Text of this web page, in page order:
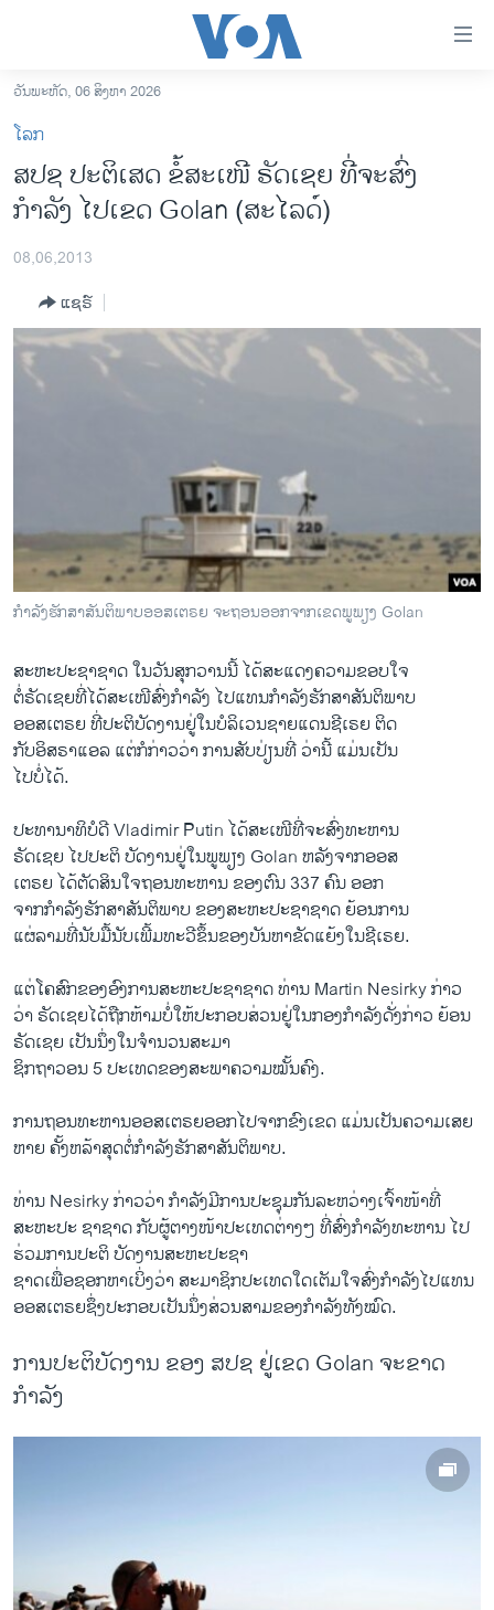
ເຂົ້າ
ຫາ
ຂ້າມ
ຂ້າມ
ຫາ
ອາເມຣິກາ
ຂ່າວ​ຈີນ
ໂລກ
ເອເຊຍ
ອິດສະຫຼະພາບດ້ານການຂ່າວ
ວິທະຍາສາດ-ເທັກໂນໂລຈີ
ທຸລະກິດ
ພາສາອັງກິດ
ສຽງ
ລາຍການກະຈາຍສຽງ
ລາຍງານ
ຕິດຕາມພວກເຮົາ ທີ່
ພາສາຕ່າງໆ
ວັນພະຫັດ, 06 ສິງຫາ 2026
ໂລກ
ສປຊ ປະຕິເສດ ຂໍ້ສະເໜີ ຣັດເຊຍ ທີ່ຈະສົ່ງ
ກຳລັງ ໄປເຂດ Golan (ສະໄລດ໌)
08,06,2013
ແຊຣ໌
ກຳລັງ​ຮັກສາ​ສັນຕິພາບອອສ​ເຕ​ຣຍ ຈະຖອນອອກຈາກເຂດພູພຽງ Golan
ສະຫະ​ປະຊາ​ຊາດ ​ໃນ​ວັນ​ສຸກ​ວານ​ນີ້ ​ໄດ້​ສະ​ແດງ​ຄວາມ​ຂອບ​ໃຈ
​ຕໍ່ຣັດ​ເຊຍທີ່​ໄດ້​ສະ​ເໜີສົ່ງ​ກຳລັງ​ ​ໄປ​ແທນກຳລັງ​ຮັກສາ​ສັນຕິພາບ
ອອສ​ເຕ​ຣຍ ທີ່​ປະຕິບັດ​ງານ​ຢູ່​ໃນ​ບໍລິ​ເວນ​ຊາຍ​ແດນ​ຊີ​ເຣຍ ​ຕິດ​
ກັບອິສຣາ​ແອ​ລ ​ແຕ່​ກໍ​ກ່າວ​ວ່າ ກາ​ນສັບ​ປ່ຽນ​ທີ່ ວ່າ​ນີ້ ​ແມ່ນເປັນ​
ໄປ​ບໍ່​ໄດ້.
ປະທານາທິບໍດີ Vladimir Putin ​ໄດ້​ສະ​ເໜີ​ທີ່​ຈະ​ສົ່ງ​ທະຫານ​
ຣັດ​ເຊຍ ໄປປະຕິ ບັດ​ງານ​ຢູ່​ໃນ​ພູ​ພຽງ Golan ຫລັງ​ຈາກອອສ​
ເຕຣ​ຍ ​ໄດ້​ຕັດສິນ​ໃຈ​ຖອນທະຫານ ຂອງ​ຕົນ 337 ຄົນ ​ອອກ​
ຈາກກຳລັງ​ຮັກສາ​ສັນຕິ​ພາບ​ ຂອງ​ສະຫະປະຊາ​ຊາດ ​ຍ້ອນການ
ແຜ່​ລາມທີ່​ນັບ​ມື້ນັບ​ເພີ້ມທະວີ​ຂຶ້ນຂອງ​ບັນຫາ​ຂັດແຍ້​ງ​ໃນຊີ​ເຣຍ.
​ແຕ່​ໂຄສົກ​ຂອງ​ອົງການ​ສະຫະ​ປະຊາ​ຊາດ ທ່ານ Martin Nesirky ກ່າວ​
ວ່າ ຣັດ​ເຊຍ​ໄດ້​ຖືກ​ຫ້າມ​ບໍ່​ໃຫ້​ປະກອບສ່ວນ​ຢູ່​ໃນ​ກອງກຳລັງ​ດັ່ງກ່າວ ຍ້ອນ​
ຣັດ​ເຊຍ ​ເປັນ​ນຶ່ງ​ໃນ​ຈຳນວນ​ສະມາ
ຊິກ​ຖາວອນ 5 ປະ​ເທດ​ຂອງ​ສະພາ​ຄວາມ​ໝັ້ນຄົງ.
ການ​ຖອນທະຫານ​ອອສ​ເຕຣ​ຍອອ​ກ​ໄປຈາກ​ຂົງເຂດ ແມ່ນ​ເປັນຄວາມ​ເສຍ​
ຫາຍ​ ​ຄັ້ງ​ຫລ້າ​ສຸດຕໍ່ກຳລັງ​ຮັກສາ​ສັນຕິພາບ.
ທ່ານ Nesirky ກ່າວ​ວ່າ ກຳລັງ​ມີການ​ປະ​ຊຸມ​ກັນ​ລ​ະຫວ່າງ​ເຈົ້າ​ໜ້າ​ທີ່
ສະຫະ​ປະ ຊາ​ຊາດ ກັບ​ຜູ້ຕາງໜ້າປະເທດ​ຕ່າງໆ ທີ່​ສົ່ງ​ກໍາລັງ​ທະຫານ ໄປ​
ຮ່ວມ​ການ​ປະຕິ ບັດ​ງານສະຫະ​ປະຊາ​
ຊາດເພື່ອ​ຊອກ​ຫາເບິ່ງ​ວ່າ ສະມາຊິກປະ​ເທດໃດ​ເຕັມ​ໃຈ​ສົ່ງ​ກຳລັງ​ໄປແທນ​
ອອສ​ເຕຣ​ຍຊຶ່ງ​ປະກອບເປັນນຶ່ງ​ສ່ວນ​ສາມ​ຂອງ​ກຳລັງທັງ​ໝົດ.
ການປະຕິບັດງານ ຂອງ ສປຊ ຢູ່ເຂດ Golan ຈະຂາດ
ກຳລັງ